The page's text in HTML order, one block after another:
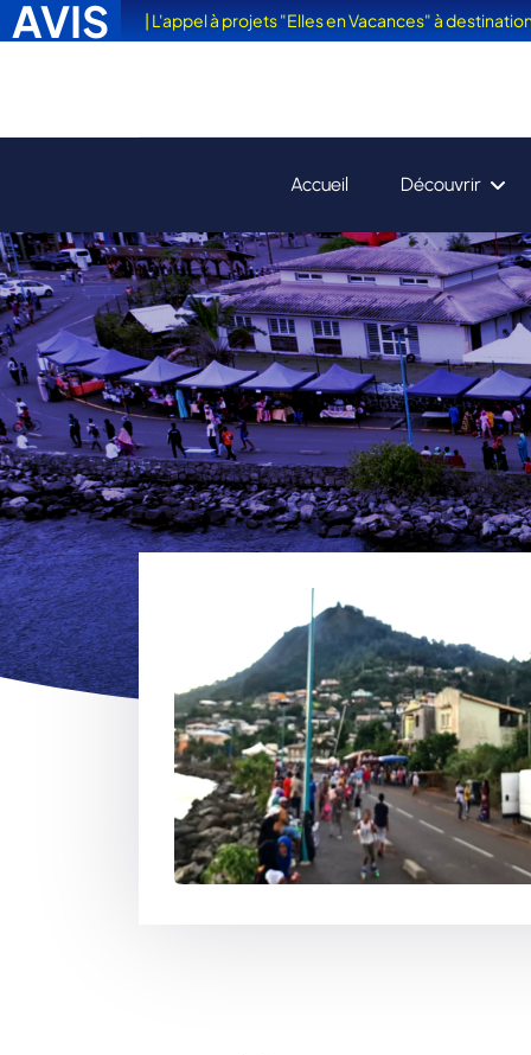
Accueil Découvrir
AVIS | L'appel à projets "Elles en Vacances" à